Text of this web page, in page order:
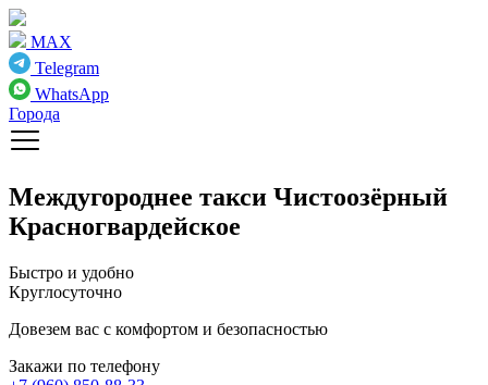
MAX
Telegram
WhatsApp
Города
Междугороднее такси Чистоозёрный
Красногвардейское
Быстро и удобно
Круглосуточно
Довезем вас с комфортом и безопасностью
Закажи по телефону